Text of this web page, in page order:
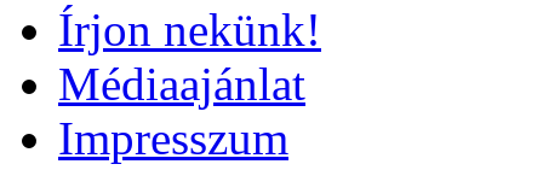
Írjon nekünk!
Médiaajánlat
Impresszum